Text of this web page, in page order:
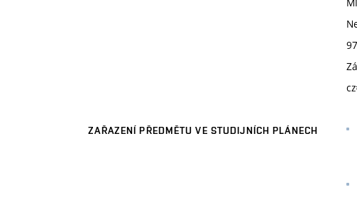
ZAŘAZENÍ PŘEDMĚTU VE STUDIJNÍCH PLÁNECH